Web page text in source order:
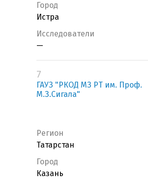
Город
Истра
Исследователи
—
7
ГАУЗ "РКОД МЗ РТ им. Проф.
М.З.Сигала"
Регион
Татарстан
Город
Казань